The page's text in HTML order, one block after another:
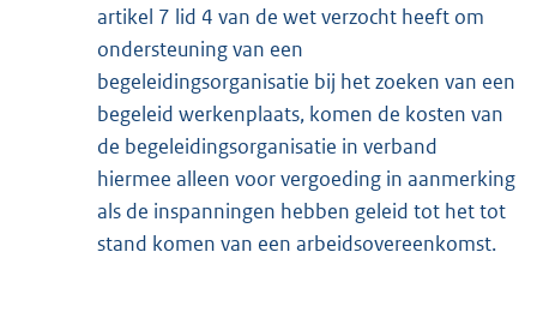
artikel 7 lid 4 van de wet verzocht heeft om
ondersteuning van een
begeleidingsorganisatie bij het zoeken van een
begeleid werkenplaats, komen de kosten van
de begeleidingsorganisatie in verband
hiermee alleen voor vergoeding in aanmerking
als de inspanningen hebben geleid tot het tot
stand komen van een arbeidsovereenkomst.